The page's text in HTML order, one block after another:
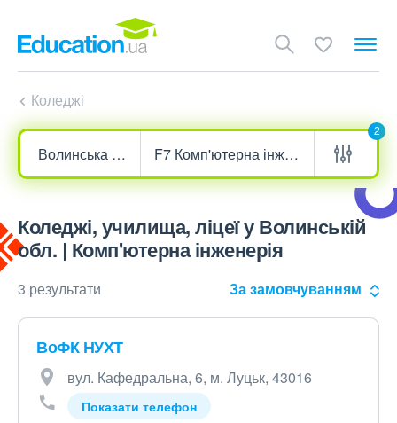
Коледжі
2
Коледжі, училища, ліцеї у Волинській
обл. | Комп'ютерна інженерія
3 результати За замовчуванням
ВоФК НУХТ
вул. Кафедральна, 6, м. Луцьк, 43016
Показати телефон